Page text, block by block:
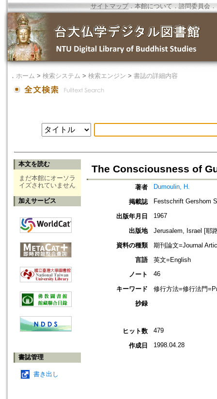
サイトマップ．本館について ． 諮問委員会 ．
． ホーム > 検索システム > 検索エンジン > 書誌の詳細内容
本文を読む
まだ本館にオーソラ
イズされていません
加えサービス
書誌管理
書き出し
The Consciousness of
著者 Dumoulin, H.
掲載誌 Festschrift Gershom
出版年月日 1967
出版地
Jerusalem, Israel [耶
資料の種類
期刊論文=Journal
言語
英文=English
ノート
46
キーワード
修行方法=修行法門
抄録
ヒット数 479
作成日 1998.04.28